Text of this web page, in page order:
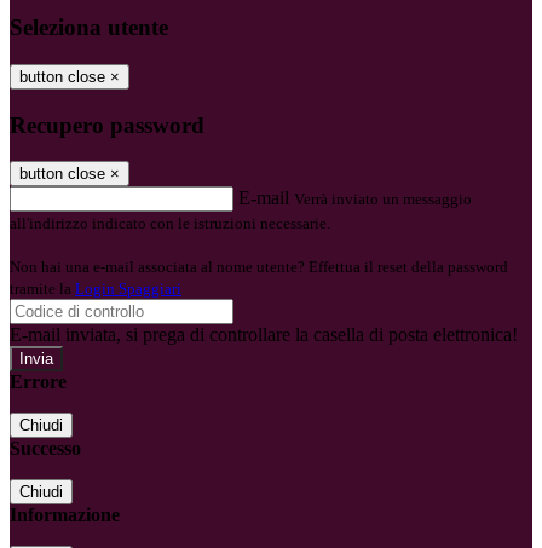
Seleziona utente
button close ×
Recupero password
button close ×
E-mail Verrà inviato un messaggio
all'indirizzo indicato con le istruzioni necessarie.
Non hai una e-mail associata al nome utente? Effettua il reset della password
tramite la Login Spaggiari
E-mail inviata, si prega di controllare la casella di posta elettronica!
Errore
Chiudi
Successo
Chiudi
Informazione